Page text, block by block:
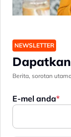
NEWSLETTER
Berita, sorotan
E-mel anda